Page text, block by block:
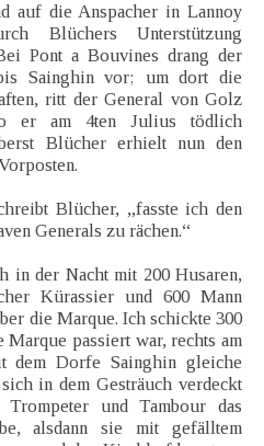
auf die Anspacher in Lannoy
Blüchers Unterstützung
Pont a Bouvines drang der
Sainghin vor; um dort die
ritt der General von Golz
er am 4ten Julius tödlich
Blücher erhielt nun den
Blücher, „fasste ich den
Generals zu rächen.“
in der Nacht mit 200 Husaren,
Kürassier und 600 Mann
die Marque. Ich schickte 300
passiert war, rechts am
dem Dorfe Sainghin gleiche
in dem Gesträuch verdeckt
und Tambour das
alsdann sie mit gefälltem